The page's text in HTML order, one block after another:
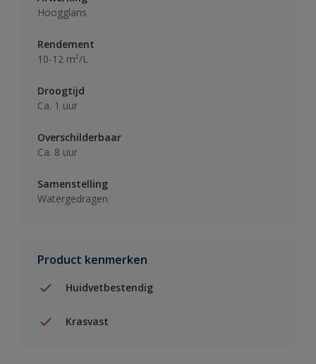
Hoogglans
Rendement
10-12 m²/L
Droogtijd
Ca. 1 uur
Overschilderbaar
Ca. 8 uur
Samenstelling
Watergedragen
Product kenmerken
Huidvetbestendig
Krasvast